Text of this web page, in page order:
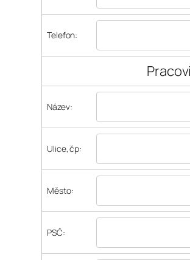
Telefon:
Název:
Ulice, čp:
Město:
PSČ: